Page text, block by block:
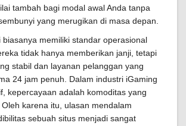
tambah bagi modal awal Anda tanpa
yang merugikan di masa depan.
biasanya memiliki standar operasional
tidak hanya memberikan janji, tetapi
stabil dan layanan pelanggan yang
24 jam penuh. Dalam industri iGaming
kepercayaan adalah komoditas yang
karena itu, ulasan mendalam
sebuah situs menjadi sangat